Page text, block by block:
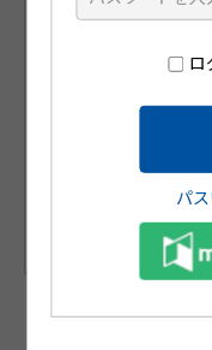
患者指導箋
ロ
パ